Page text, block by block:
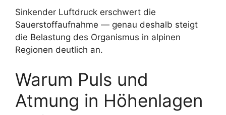
Sinkender Luftdruck erschwert die
Sauerstoffaufnahme — genau deshalb steigt
die Belastung des Organismus in alpinen
Regionen deutlich an.
Warum Puls und
Atmung in Höhenlagen